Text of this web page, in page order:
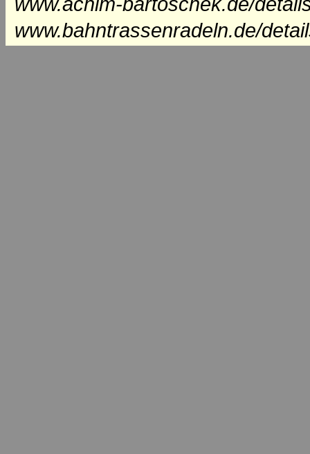
www.bahntrassenradeln.de/